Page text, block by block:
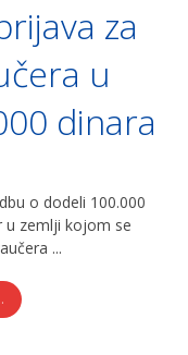
za
u
dinara
o dodeli 100.000
u zemlji kojom se
...